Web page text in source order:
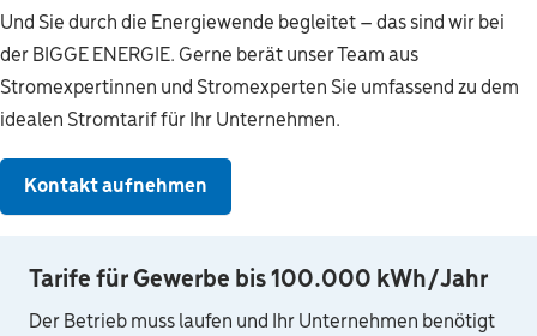
Und Sie durch die Energiewende begleitet – das sind wir bei
der BIGGE ENERGIE. Gerne berät unser Team aus
Stromexpertinnen und Stromexperten Sie umfassend zu dem
idealen Stromtarif für Ihr Unternehmen.
Kontakt aufnehmen
Tarife für Gewerbe bis 100.000 kWh/Jahr
Der Betrieb muss laufen und Ihr Unternehmen benötigt